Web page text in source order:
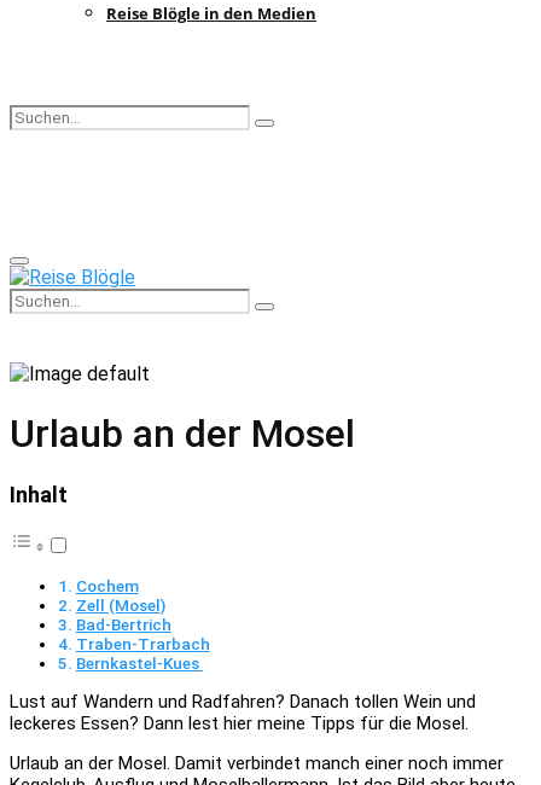
Reise Blögle in den Medien
Search
Search
Primary
Menu
Search
for:
Search
Urlaub an der Mosel
Inhalt
Cochem
Zell (Mosel)
Bad-Bertrich
Traben-Trarbach
Bernkastel-Kues
Lust auf Wandern und Radfahren? Danach tollen Wein und
leckeres Essen? Dann lest hier meine Tipps für die Mosel.
Urlaub an der Mosel. Damit verbindet manch einer noch immer